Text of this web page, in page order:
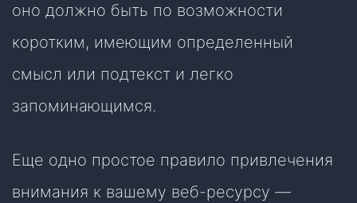
оно должно быть по возможности
коротким, имеющим определенный
смысл или подтекст и легко
запоминающимся.
Еще одно простое правило привлечения
внимания к вашему веб-ресурсу —